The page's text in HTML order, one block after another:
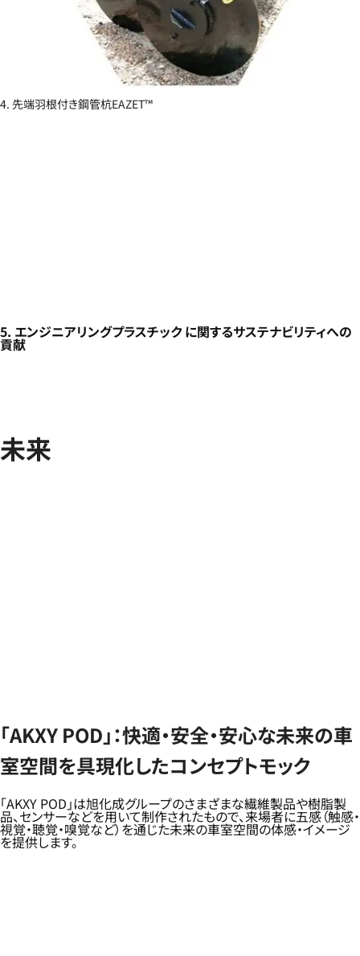
4. 先端羽根付き鋼管杭EAZET™
5. エンジニアリングプラスチック に関するサステナビリティへの
貢献
未来
「AKXY POD」：快適・安全・安心な未来の車
室空間を具現化したコンセプトモック
「AKXY POD」は旭化成グループのさまざまな繊維製品や樹脂製
品、センサーなどを用いて制作されたもので、来場者に五感（触感・
視覚・聴覚・嗅覚など）を通じた未来の車室空間の体感・イメージ
を提供します。